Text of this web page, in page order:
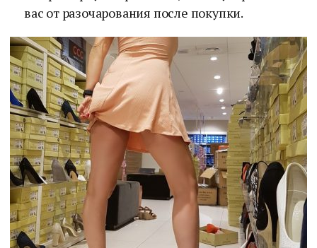
вас от разочарования после покупки.